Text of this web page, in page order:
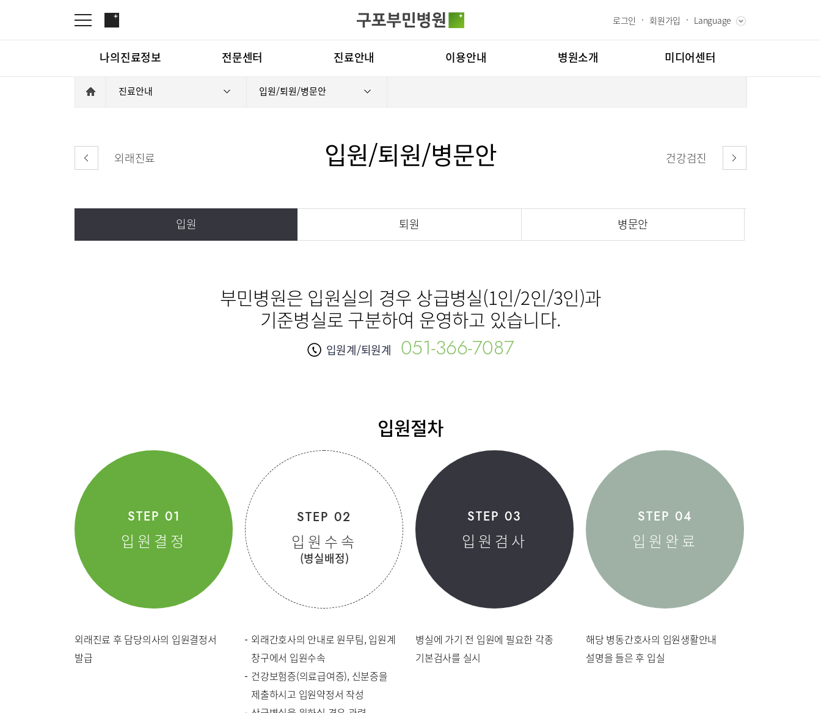
본문으로 가기
주메뉴로 가기
카피라이트로 가기
로그인 회원가입 Language
RUSSIAN
CHINESE
나의진료정보 전문센터
재활운동치료센터
진료안내
진료과
외래진료
건강검진
이용안내
비급여진료비
진료상담 및 문의
주차시설안내
병원소개
연구교육
미디어센터
칭찬합시다
부민그룹소개
부민그룹소식
진료안내 입원/퇴원/병문안
외래진료 건강검진
입원/퇴원/병문안
입원 퇴원 병문안
부민병원은 입원실의 경우 상급병실(1인/2인/3인)과
기준병실로 구분하여 운영하고 있습니다.
입원계/퇴원계 051-366-7087
입원절차
STEP 01
입원결정
외래진료 후 담당의사의 입원결정서
발급
STEP 02
입원수속
(병실배정)
외래간호사의 안내로 원무팀, 입원계
창구에서 입원수속
건강보험증(의료급여증), 신분증을
제출하시고 입원약정서 작성
STEP 03
입원검사
병실에 가기 전 입원에 필요한 각종
기본검사를 실시
STEP 04
입원완료
해당 병동간호사의 입원생활안내
설명을 들은 후 입실
전체메뉴
나의진료정보
전문센터
재활의학과 신경과 내과
영상의학과
입원/퇴원/병문안
건강검진
이용안내 층별안내 편의시설 증명서재발급 비급여진료비
진료상담 및 문의 주차시설안내 오시는길
병원장 인사말 비전과 핵심가치
조직도 연구교육